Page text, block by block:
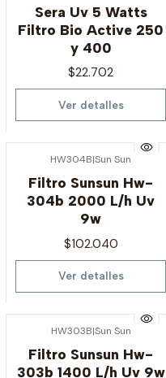
Sera Uv 5 Watts
Filtro Bio Active 250
y 400
$22.702
Ver detalles
HW304B|Sun Sun
Filtro Sunsun Hw-
304b 2000 L/h Uv
9w
$102.040
Ver detalles
HW303B|Sun Sun
Filtro Sunsun Hw-
303b 1400 L/h Uv 9w